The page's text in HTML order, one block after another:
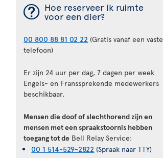
¯ Hoe reserveer ik ruimte
voor een dier?
00 800 88 81 02 22 (Gratis vanaf een vaste
telefoon)
Er zijn 24 uur per dag, 7 dagen per week
Engels- en Franssprekende medewerkers
beschikbaar.
Mensen die doof of slechthorend zijn en
mensen met een spraakstoornis hebben
toegang tot de Bell Relay Service:
00 1 514-529-2822 (Spraak naar TTY)